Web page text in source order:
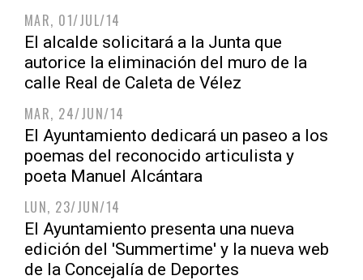
MAR, 01/JUL/14
El alcalde solicitará a la Junta que
autorice la eliminación del muro de la
calle Real de Caleta de Vélez
MAR, 24/JUN/14
El Ayuntamiento dedicará un paseo a los
poemas del reconocido articulista y
poeta Manuel Alcántara
LUN, 23/JUN/14
El Ayuntamiento presenta una nueva
edición del 'Summertime' y la nueva web
de la Concejalía de Deportes